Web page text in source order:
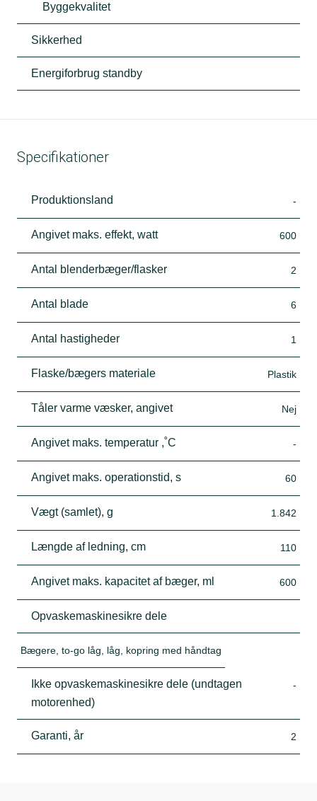
Byggekvalitet
Sikkerhed
Energiforbrug standby
Specifikationer
Produktionsland -
Angivet maks. effekt, watt 600
Antal blenderbæger/flasker 2
Antal blade 6
Antal hastigheder 1
Flaske/bægers materiale Plastik
Tåler varme væsker, angivet Nej
Angivet maks. temperatur ,˚C -
Angivet maks. operationstid, s 60
Vægt (samlet), g 1.842
Længde af ledning, cm 110
Angivet maks. kapacitet af bæger, ml 600
Opvaskemaskinesikre dele
Bægere, to-go låg, låg, kopring med håndtag
Ikke opvaskemaskinesikre dele (undtagen
motorenhed)
-
Garanti, år 2